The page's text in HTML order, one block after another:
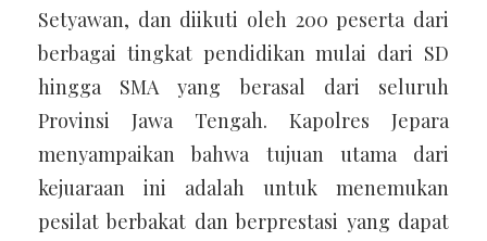
Setyawan, dan diikuti oleh 200 peserta dari
berbagai tingkat pendidikan mulai dari SD
hingga SMA yang berasal dari seluruh
Provinsi Jawa Tengah. Kapolres Jepara
menyampaikan bahwa tujuan utama dari
kejuaraan ini adalah untuk menemukan
pesilat berbakat dan berprestasi yang dapat